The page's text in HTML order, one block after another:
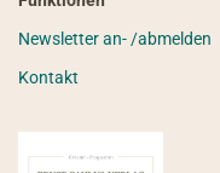
Newsletter an- /abmelden
Kontakt